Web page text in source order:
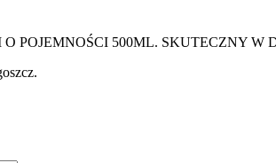
POJEMNOŚCI 500ML. SKUTECZNY